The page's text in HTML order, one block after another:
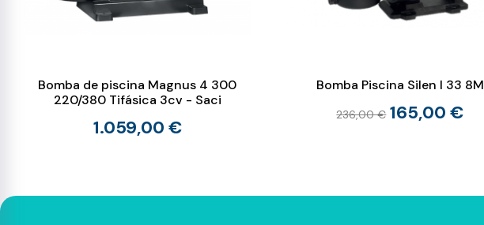
Bomba de piscina Magnus 4 300
220/380 Tifásica 3cv - Saci
1.059,00 €
Bomba Piscina Silen I 33 8M
236,00 € 165,00 €